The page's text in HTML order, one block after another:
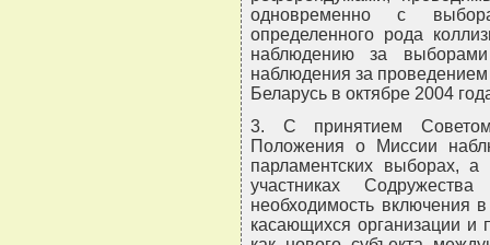
одновременно с
определенного рода
наблюдению за
наблюдения за
Беларусь в октябре 2004
3. С принятием
Положения о Миссии
парламентских выборах,
участниках
необходимость включения
касающихся организации и